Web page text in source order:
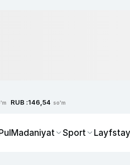
RUB :146,54 so'm
Madaniyat Sport